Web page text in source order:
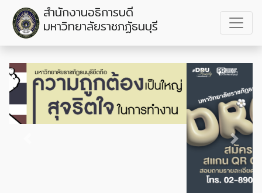
Next
สำนักงานอธิการบดี
มหาวิทยาลัยราชภฏัธนบุรี